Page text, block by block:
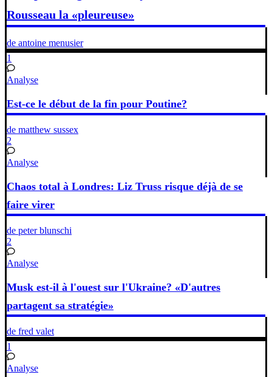
Rousseau la «pleureuse»
de antoine menusier
1
Analyse
Est-ce le début de la fin pour Poutine?
de matthew sussex
2
Analyse
Chaos total à Londres: Liz Truss risque déjà de se
faire virer
de peter blunschi
2
Analyse
Musk est-il à l'ouest sur l'Ukraine? «D'autres
partagent sa stratégie»
de fred valet
1
Analyse